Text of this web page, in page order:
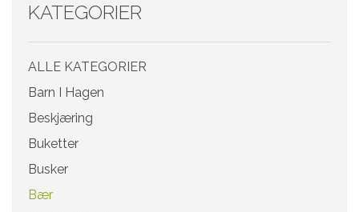
KATEGORIER
ALLE KATEGORIER
Barn I Hagen
Beskjæring
Buketter
Busker
Bær